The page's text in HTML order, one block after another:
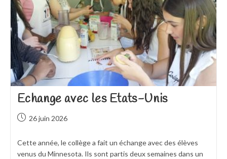
Echange avec les Etats-Unis
Publication
26 juin 2026
Cette année, le collège a fait un échange avec des élèves
venus du Minnesota. Ils sont partis deux semaines dans un